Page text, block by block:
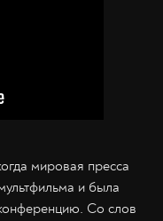
мировая пресса
и была
Со слов